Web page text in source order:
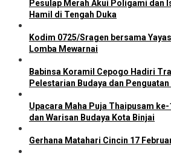
Pesulap Merah Akui Poligami dan
Hamil di Tengah Duka
Kodim 0725/Sragen bersama
Lomba Mewarnai
Babinsa Koramil Cepogo Hadiri
Pelestarian Budaya dan
Upacara Maha Puja Thaipusam
dan Warisan Budaya Kota Binjai
Gerhana Matahari Cincin 17